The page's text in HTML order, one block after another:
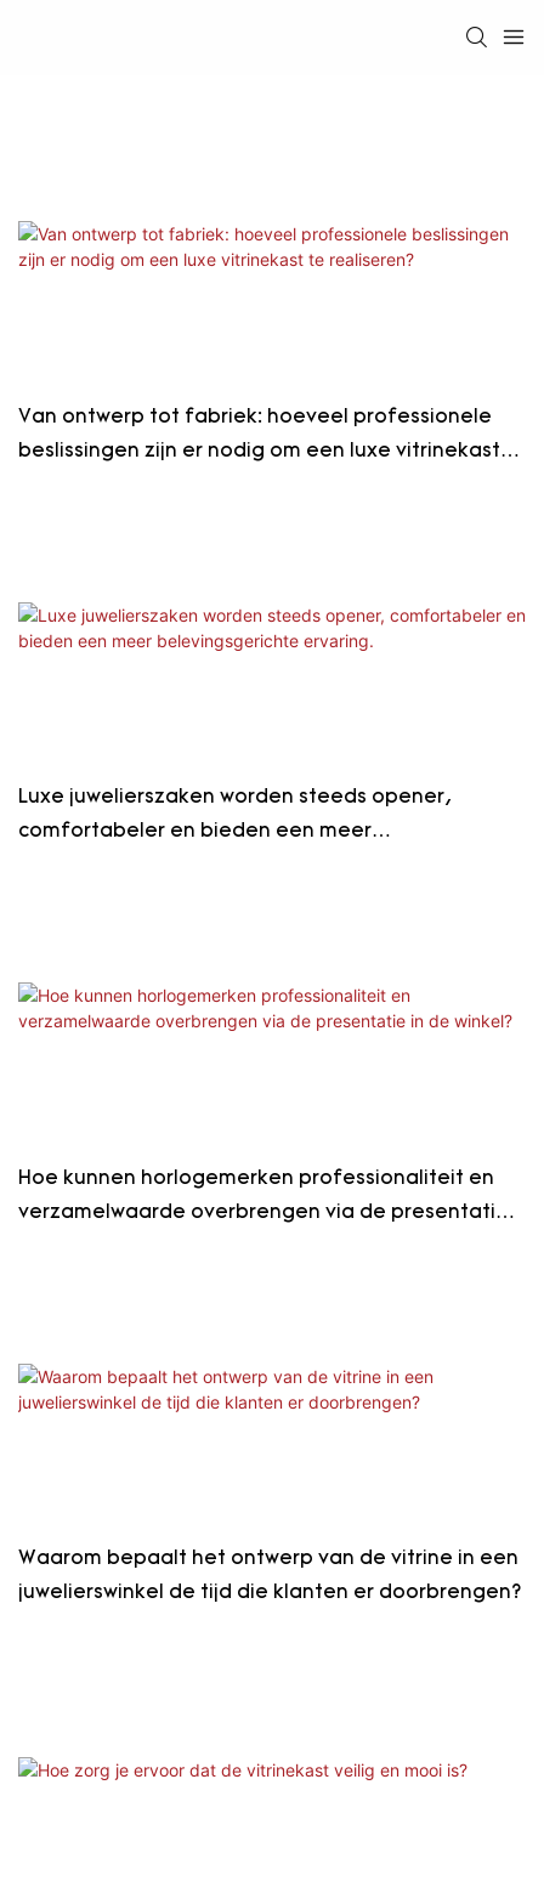
Van ontwerp tot fabriek: hoeveel professionele
beslissingen zijn er nodig om een ​​luxe vitrinekast
Luxe juwelierszaken worden steeds opener,
comfortabeler en bieden een meer
Hoe kunnen horlogemerken professionaliteit en
verzamelwaarde overbrengen via de presentatie
Waarom bepaalt het ontwerp van de vitrine in een
juwelierswinkel de tijd die klanten er doorbrengen?